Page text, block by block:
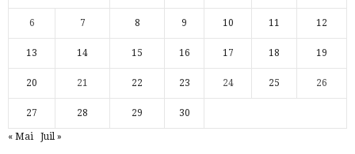
6 7 8 9 10 11 12
13 14 15 16 17 18 19
20 21 22 23 24 25 26
27 28 29 30
« Mai Juil »